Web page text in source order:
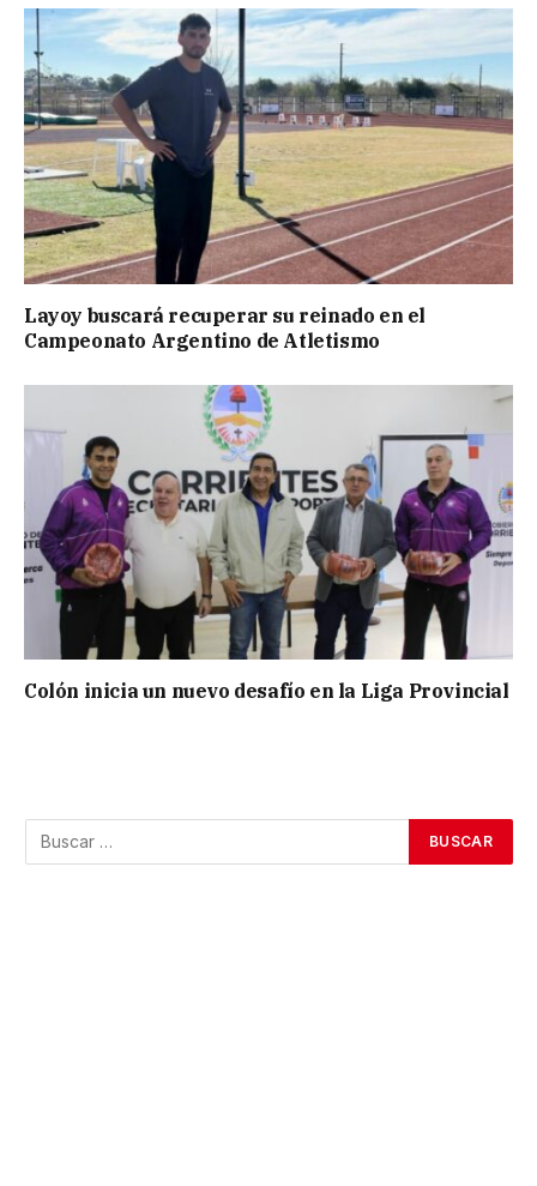
Layoy buscará recuperar su reinado en el
Campeonato Argentino de Atletismo
Colón inicia un nuevo desafío en la Liga Provincial